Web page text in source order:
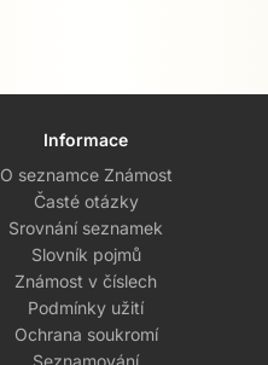
Informace
O seznamce Známost
Časté otázky
Srovnání seznamek
Slovník pojmů
Známost v číslech
Podmínky užití
Ochrana soukromí
Seznamování